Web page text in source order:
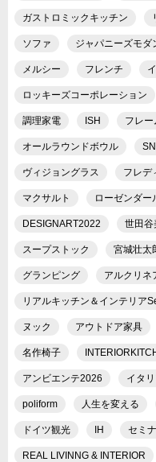
ガストロミックキッチン
ソファ ジャパニーズモダ
メルシー フレンチ
ロッキーズコーポレーション
調理家電 ISH フレー
オールラウンドボウル
ヴィジョングラス フレデ
マクサルト ローゼンダー
DESIGNART2022 世田谷
スープストック 宮城壮太
グランピング アルクリネ
リアルキッチン＆インテリア
ヌック アウトドア家具
名作椅子
アンビエンテ2026 イタ
poliform 人生を変える
ドイツ観光 IH セミ
REAL LIVINNG & INTERIOR